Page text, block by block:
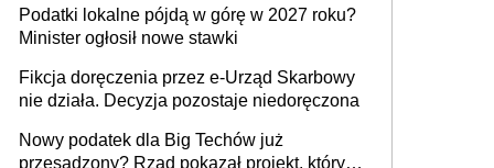
umowy cywilnoprawnej jedynym
racjonalnym wyjściem
Podatki lokalne pójdą w górę w 2027 roku?
Minister ogłosił nowe stawki
Fikcja doręczenia przez e-Urząd Skarbowy
nie działa. Decyzja pozostaje niedoręczona
Nowy podatek dla Big Techów już
przesądzony? Rząd pokazał projekt, który